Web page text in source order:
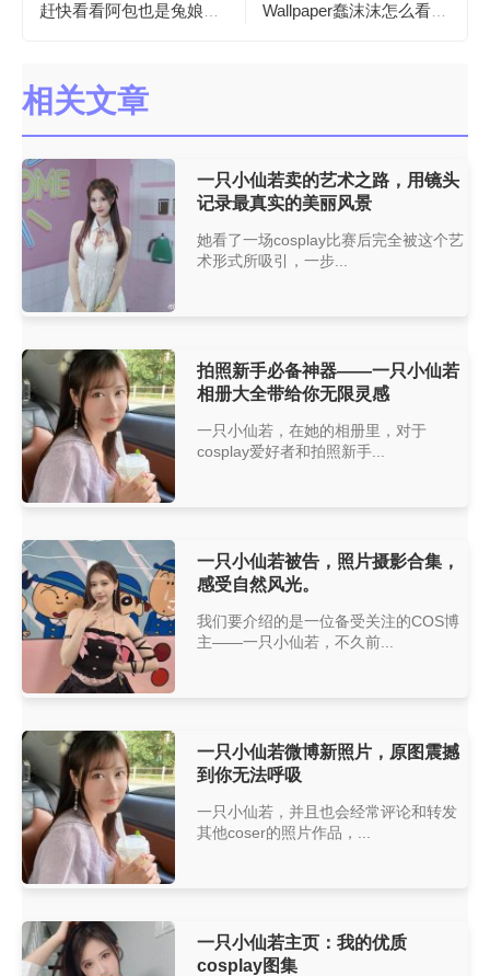
Wallpaper蠢沫沫怎么看，不一样的视觉感受
相关文章
一只小仙若卖的艺术之路，用镜头
记录最真实的美丽风景
她看了一场cosplay比赛后完全被这个艺
术形式所吸引，一步...
拍照新手必备神器——一只小仙若
相册大全带给你无限灵感
一只小仙若，在她的相册里，对于
cosplay爱好者和拍照新手...
一只小仙若被告，照片摄影合集，
感受自然风光。
我们要介绍的是一位备受关注的COS博
主——一只小仙若，不久前...
一只小仙若微博新照片，原图震撼
到你无法呼吸
一只小仙若，并且也会经常评论和转发
其他coser的照片作品，...
一只小仙若主页：我的优质
cosplay图集